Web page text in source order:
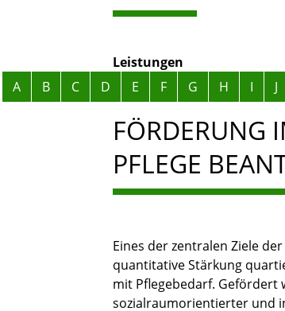
Leistungen
Alphabetisches Register
A B C D E F G H I J
FÖRDERUNG
PFLEGE
Eines der zentralen Ziele
quantitative Stärkung
mit Pflegebedarf. Gefördert
sozialraumorientierter und